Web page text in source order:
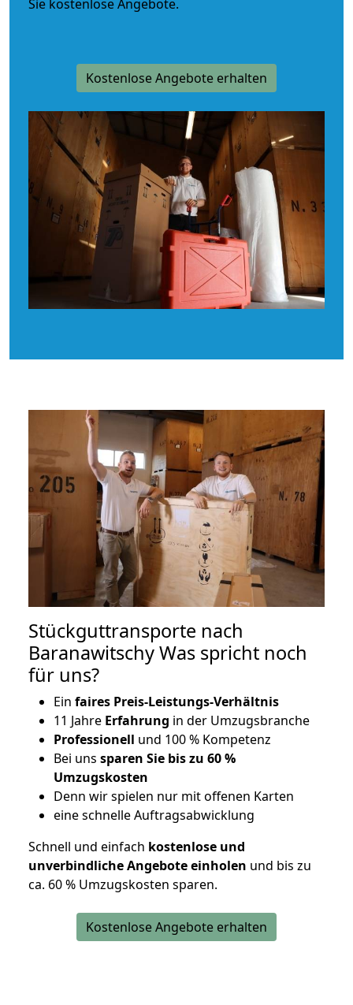
Sie kostenlose Angebote.
Kostenlose Angebote erhalten
Stückguttransporte nach
Baranawitschy Was spricht noch
für uns?
Ein faires Preis-Leistungs-Verhältnis
11 Jahre Erfahrung in der Umzugsbranche
Professionell und 100 % Kompetenz
Bei uns sparen Sie bis zu 60 %
Umzugskosten
Denn wir spielen nur mit offenen Karten
eine schnelle Auftragsabwicklung
Schnell und einfach kostenlose und
unverbindliche Angebote einholen und bis zu
ca. 60 % Umzugskosten sparen.
Kostenlose Angebote erhalten